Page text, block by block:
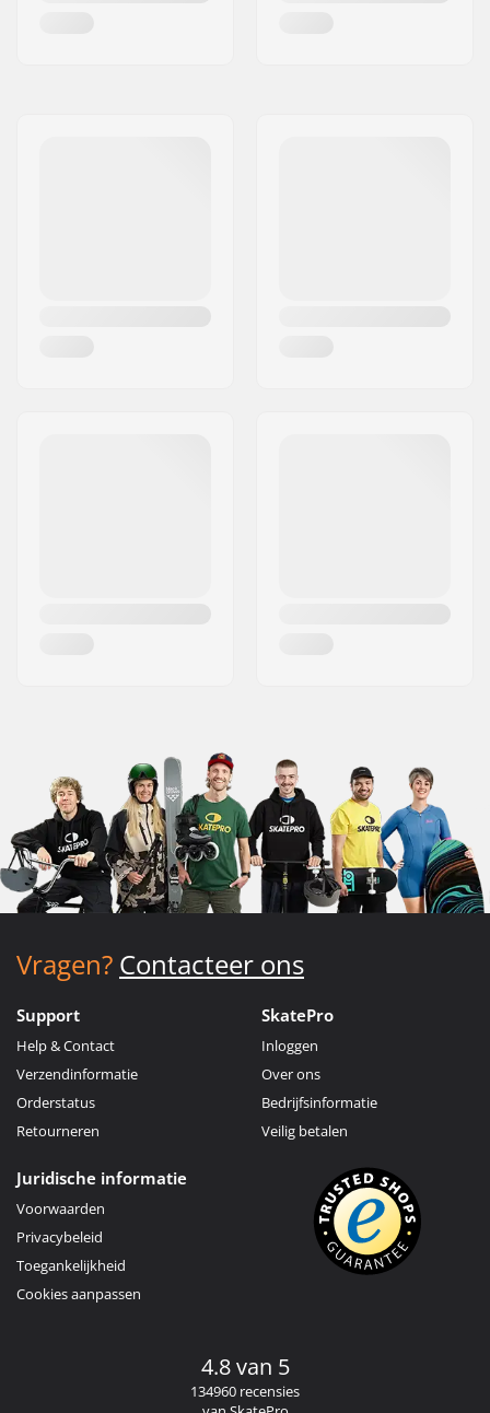
Vragen? Contacteer ons
Support
Help & Contact
Verzendinformatie
Orderstatus
Retourneren
SkatePro
Inloggen
Over ons
Bedrijfsinformatie
Veilig betalen
Juridische informatie
Voorwaarden
Privacybeleid
Toegankelijkheid
Cookies aanpassen
4.8 van 5
134960 recensies